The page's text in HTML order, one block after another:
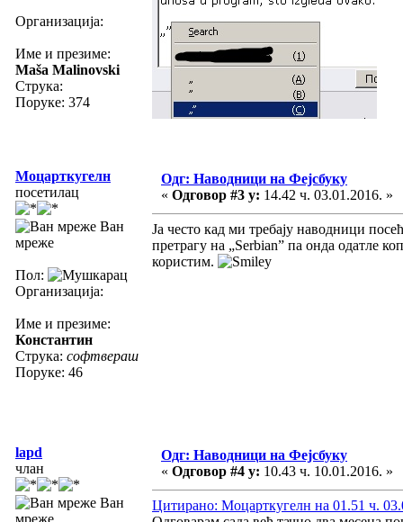
Организација:
Име и презиме:
Maša Malinovski
Струка:
Поруке: 374
Моцарткугелн
посетилац
Ван
мреже
Пол:
Организација:
Име и презиме:
Константин
Струка: софтвераш
Поруке: 46
Одг: Наводници на Фејсбуку
« Одговор #3 у: 14.42 ч. 03.01.2016. »
Ја често кад ми требају наводници
претрагу на „Serbian” па онда одатле
користим.
lapd
члан
Ван
мреже
Одг: Наводници на Фејсбуку
« Одговор #4 у: 10.43 ч. 10.01.2016. »
Цитирано: Моцарткугелн на 01.51 ч.